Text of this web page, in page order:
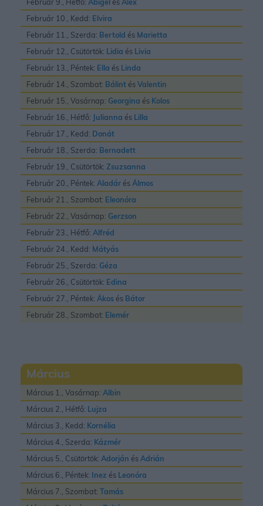
Február 10., Kedd: Elvira
Február 11., Szerda: Bertold és Marietta
Február 12., Csütörtök: Lidia és Livia
Február 13., Péntek: Ella és Linda
Február 14., Szombat: Bálint ésValentin
Február 15., Vasárnap: Georgina és Kolos
Február 16., Hétfő: Julianna és Lilla
Február 17., Kedd: Donát
Február 18., Szerda: Bernadett
Február 19., Csütörtök: Zsuzsanna
Február 20., Péntek: Aladár ésÁlmos
Február 21., Szombat: Eleonóra
Február 22., Vasárnap: Gerzson
Február 23., Hétfő: Alfréd
Február 24., Kedd: Mátyás
Február 25., Szerda: Géza
Február 26., Csütörtök: Edina
Február 27., Péntek: Ákos és Bátor
Február 28., Szombat: Elemér
Március
Március 1., Vasárnap: Albin
Március 2., Hétfő: Lujza
Március 3., Kedd: Kornélia
Március 4., Szerda: Kázmér
Március 5., Csütörtök: Adorján ésAdrián
Március 6., Péntek: Inez és Leonóra
Március 7., Szombat: Tamás